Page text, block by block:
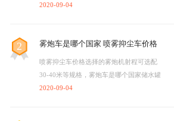
立方，雾炮车具有洒水车的全部功能：前
2020-09-04
2 雾炮车是哪个国家 喷雾抑尘车价格
喷雾抑尘车价格选择的雾炮机射程可选配
30-40米等规格，雾炮车是哪个国家储水罐
体容积5立方，雾炮车具有洒水车的全部功
2020-09-04